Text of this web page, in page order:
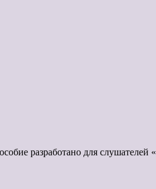
разработано для слушателей